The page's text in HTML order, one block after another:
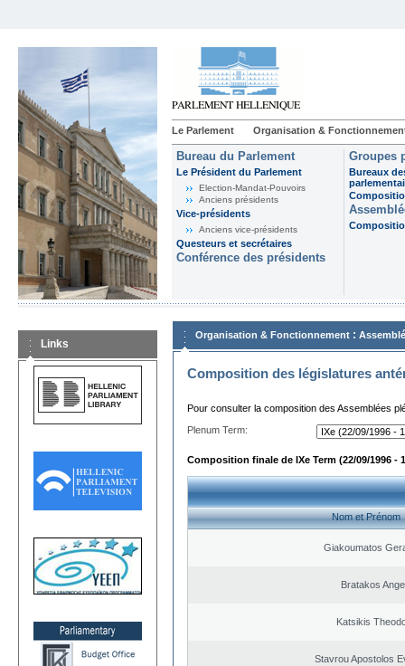
Le Parlement Organisation &
Bureau du Parlement
Le Président du Parlement
Election-Mandat-Pouvoirs
Anciens présidents
Vice-présidents
Anciens vice-présidents
Questeurs et secrétaires
Conférence des présidents
Groupes
Bureaux
Links
Organisation & Fonctionnement :
Composition des législatures
Pour consulter la composition des Assemblées
Plenum Term:
Composition finale de IXe Term (22/09/1996 -
Nom et Prénom
Giakoumatos
Bratakos
Katsikis
Stavrou Apostolos